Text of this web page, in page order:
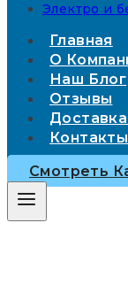
Электро и
Главная
О
Наш Блог
Отзывы
Контакты
Смотреть